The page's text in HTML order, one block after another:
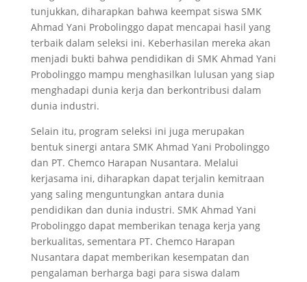
tunjukkan, diharapkan bahwa keempat siswa SMK
Ahmad Yani Probolinggo dapat mencapai hasil yang
terbaik dalam seleksi ini. Keberhasilan mereka akan
menjadi bukti bahwa pendidikan di SMK Ahmad Yani
Probolinggo mampu menghasilkan lulusan yang siap
menghadapi dunia kerja dan berkontribusi dalam
dunia industri.
Selain itu, program seleksi ini juga merupakan
bentuk sinergi antara SMK Ahmad Yani Probolinggo
dan PT. Chemco Harapan Nusantara. Melalui
kerjasama ini, diharapkan dapat terjalin kemitraan
yang saling menguntungkan antara dunia
pendidikan dan dunia industri. SMK Ahmad Yani
Probolinggo dapat memberikan tenaga kerja yang
berkualitas, sementara PT. Chemco Harapan
Nusantara dapat memberikan kesempatan dan
pengalaman berharga bagi para siswa dalam